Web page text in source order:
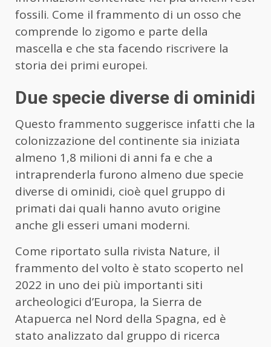
fossili. Come il frammento di un osso che
comprende lo zigomo e parte della
mascella e che sta facendo riscrivere la
storia dei primi europei.
Due specie diverse di ominidi
Questo frammento suggerisce infatti che la
colonizzazione del continente sia iniziata
almeno 1,8 milioni di anni fa e che a
intraprenderla furono almeno due specie
diverse di ominidi, cioè quel gruppo di
primati dai quali hanno avuto origine
anche gli esseri umani moderni.
Come riportato sulla rivista Nature, il
frammento del volto è stato scoperto nel
2022 in uno dei più importanti siti
archeologici d’Europa, la Sierra de
Atapuerca nel Nord della Spagna, ed è
stato analizzato dal gruppo di ricerca